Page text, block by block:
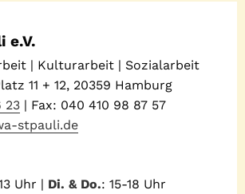
e.V.
| Kulturarbeit | Sozialarbeit
11 + 12, 20359 Hamburg
23 | Fax: 040 410 98 87 57
stpauli.de
Uhr | Di. & Do.: 15-18 Uhr